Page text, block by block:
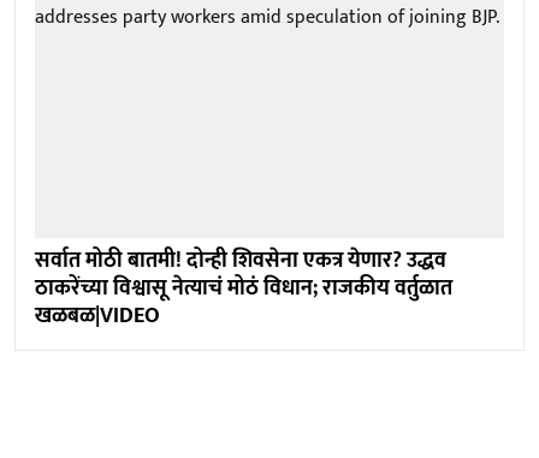
सर्वात मोठी बातमी! दोन्ही शिवसेना एकत्र येणार? उद्धव
ठाकरेंच्या विश्वासू नेत्याचं मोठं विधान; राजकीय वर्तुळात
खळबळ|VIDEO